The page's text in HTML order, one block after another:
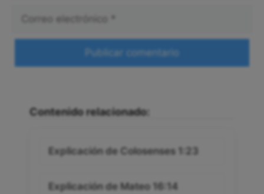
Contenido relacionado:
Explicación de Colosenses 1:23
Explicación de Mateo 16:14